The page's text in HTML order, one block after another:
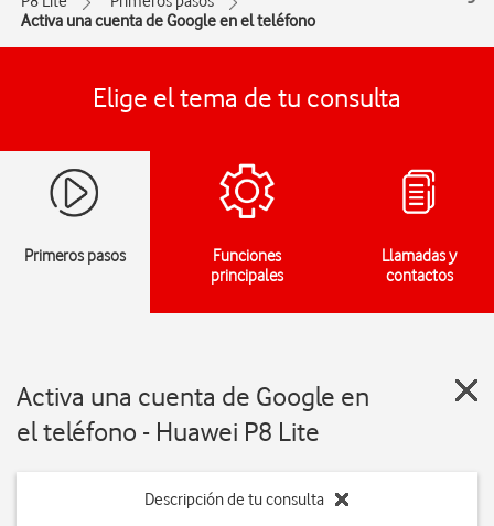
Activa una cuenta de Google en el teléfono
Elige el tema de tu consulta
Primeros pasos
Funciones
principales
Llamadas y
contactos
Activa una cuenta de Google en
el teléfono - Huawei P8 Lite
Descripción de tu consulta